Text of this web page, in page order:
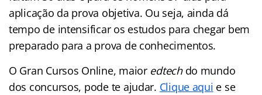
aplicação da prova objetiva. Ou seja, ainda dá
tempo de intensificar os estudos para chegar bem
preparado para a prova de conhecimentos.
O Gran Cursos Online, maior edtech do mundo
dos concursos, pode te ajudar. Clique aqui e se